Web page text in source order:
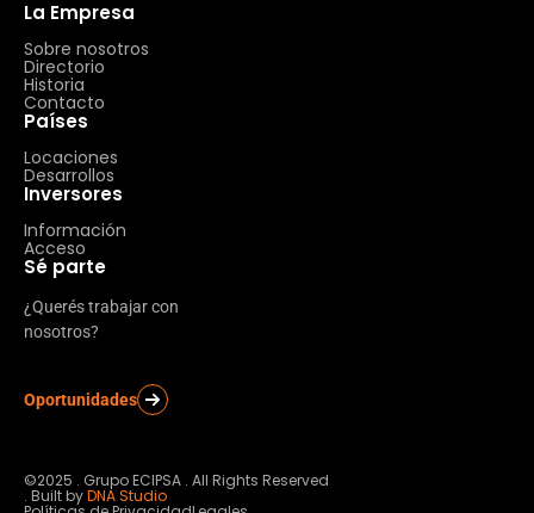
La Empresa
Sobre nosotros
Directorio
Historia
Contacto
Países
Locaciones
Desarrollos
Inversores
Información
Acceso
Sé parte
¿Querés trabajar con
nosotros?
Oportunidades
©2025 . Grupo ECIPSA . All Rights Reserved
. Built byDNA Studio